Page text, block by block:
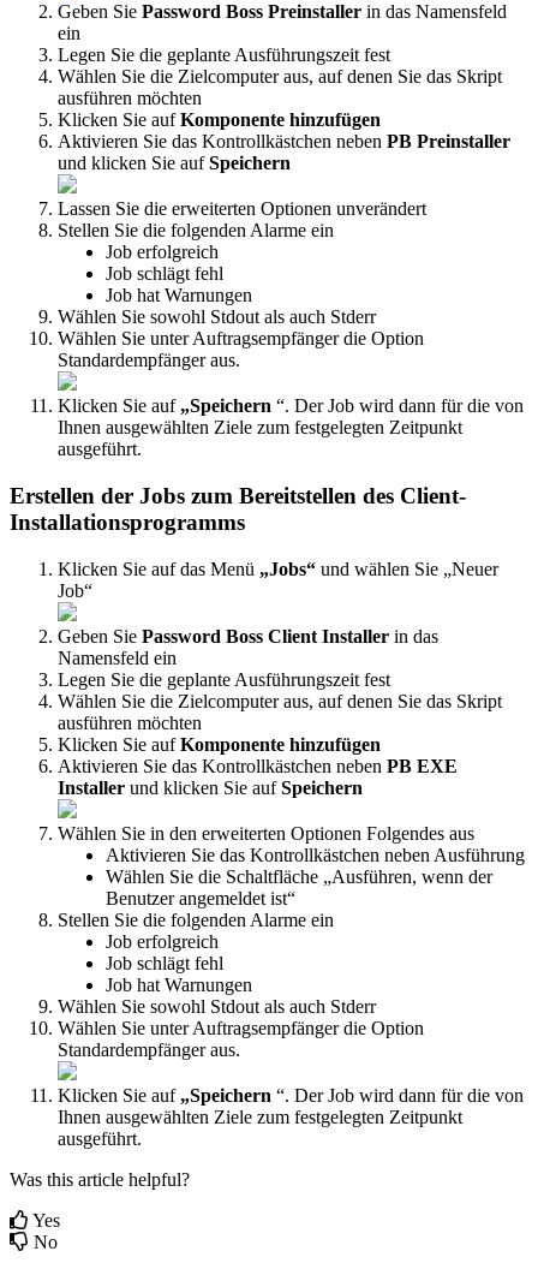
Geben Sie Password Boss Preinstaller in das Namensfeld
ein
Legen Sie die geplante Ausführungszeit fest
Wählen Sie die Zielcomputer aus, auf denen Sie das Skript
ausführen möchten
Klicken Sie auf Komponente hinzufügen
Aktivieren Sie das Kontrollkästchen neben PB Preinstaller
und klicken Sie auf Speichern
Lassen Sie die erweiterten Optionen unverändert
Stellen Sie die folgenden Alarme ein
Job erfolgreich
Job schlägt fehl
Job hat Warnungen
Wählen Sie sowohl Stdout als auch Stderr
Wählen Sie unter Auftragsempfänger die Option
Standardempfänger aus.
Klicken Sie auf „Speichern “. Der Job wird dann für die von
Ihnen ausgewählten Ziele zum festgelegten Zeitpunkt
ausgeführt.
Erstellen der Jobs zum Bereitstellen des Client-
Installationsprogramms
Klicken Sie auf das Menü „Jobs“ und wählen Sie „Neuer
Job“
Geben Sie Password Boss Client Installer in das
Namensfeld ein
Legen Sie die geplante Ausführungszeit fest
Wählen Sie die Zielcomputer aus, auf denen Sie das Skript
ausführen möchten
Klicken Sie auf Komponente hinzufügen
Aktivieren Sie das Kontrollkästchen neben PB EXE
Installer und klicken Sie auf Speichern
Wählen Sie in den erweiterten Optionen Folgendes aus
Aktivieren Sie das Kontrollkästchen neben Ausführung
Wählen Sie die Schaltfläche „Ausführen, wenn der
Benutzer angemeldet ist“
Stellen Sie die folgenden Alarme ein
Job erfolgreich
Job schlägt fehl
Job hat Warnungen
Wählen Sie sowohl Stdout als auch Stderr
Wählen Sie unter Auftragsempfänger die Option
Standardempfänger aus.
Klicken Sie auf „Speichern “. Der Job wird dann für die von
Ihnen ausgewählten Ziele zum festgelegten Zeitpunkt
ausgeführt.
Was this article helpful?
Yes
No